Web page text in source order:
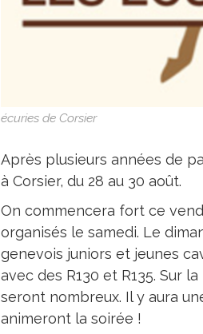
écuries de Corsier
Après plusieurs années de
à Corsier, du 28 au 30 août.
On commencera fort ce
organisés le samedi. Le
genevois juniors et jeunes
avec des R130 et R135. Sur
seront nombreux. Il y aura
animeront la soirée !